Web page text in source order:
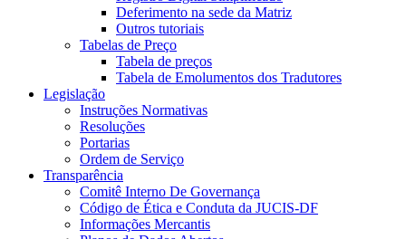
Deferimento na sede da Matriz
Outros tutoriais
Tabelas de Preço
Tabela de preços
Tabela de Emolumentos dos Tradutores
Legislação
Instruções Normativas
Resoluções
Portarias
Ordem de Serviço
Transparência
Comitê Interno De Governança
Código de Ética e Conduta da JUCIS-DF
Informações Mercantis